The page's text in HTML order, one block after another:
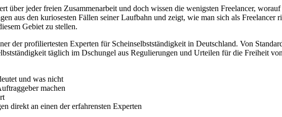
über jeder freien Zusammenarbeit und doch wissen die wenigsten Freelancer,
aus den kuriosesten Fällen seiner Laufbahn und zeigt, wie man sich als
Gebiet zu stellen.
der profiliertesten Experten für Scheinselbstständigkeit in Deutschland. Von
täglich im Dschungel aus Regulierungen und Urteilen für die Freiheit
und was nicht
machen
direkt an einen der erfahrensten Experten